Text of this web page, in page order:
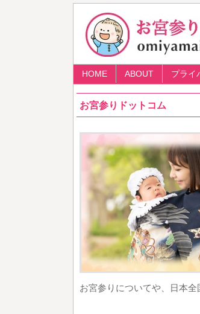
お宮参りドットコム
お宮参りについてや、日本
HOME ABOUT プライ